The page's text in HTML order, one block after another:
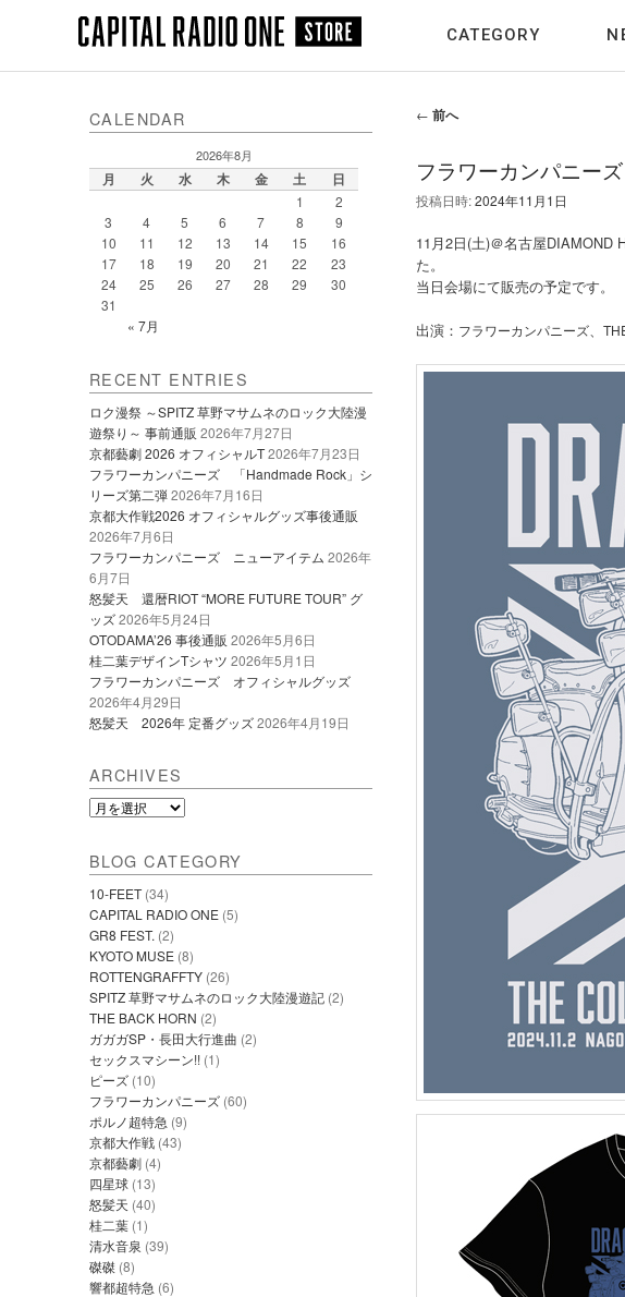
CATEGORY
投
ビ
ゲ
ー
シ
ョ
ン
← 前へ
フラワーカンパニー
投稿日時:2024年11月1日
11月2日(土)＠名古屋DIAMOND
た。
当日会場にて販売の予定です。
出演： フラワーカンパニーズ
CALENDAR
2026年8月
月 火 水 木 金 土 日
1
2
3
4 5 6 7 8
9
10
11 12 13 14 15
16
17
18 19 20 21 22
23
24
25 26 27 28 29
30
31
« 7月
RECENT ENTRIES
ロク漫祭 ～SPITZ 草野マサムネのロック大陸漫
遊祭り～ 事前通販 2026年7月27日
京都藝劇 2026 オフィシャルT2026年7月23日
フラワーカンパニーズ 「Handmade Rock」シ
リーズ第二弾2026年7月16日
京都大作戦2026 オフィシャルグッズ事後通販
2026年7月6日
フラワーカンパニーズ ニューアイテム 2026年
6月7日
怒髪天 還暦RIOT “MORE FUTURE TOUR” グ
ッズ2026年5月24日
OTODAMA’26 事後通販 2026年5月6日
桂二葉デザインTシャツ 2026年5月1日
フラワーカンパニーズ オフィシャルグッズ
2026年4月29日
怒髪天 2026年 定番グッズ2026年4月19日
ARCHIVES
Archives
BLOG CATEGORY
10-FEET (34)
CAPITAL RADIO ONE (5)
GR8 FEST. (2)
KYOTO MUSE (8)
ROTTENGRAFFTY (26)
SPITZ 草野マサムネのロック大陸漫遊記 (2)
THE BACK HORN (2)
ガガガSP・長田大行進曲 (2)
セックスマシーン!! (1)
ピーズ (10)
フラワーカンパニーズ (60)
ポルノ超特急 (9)
京都大作戦 (43)
京都藝劇 (4)
四星球 (13)
怒髪天 (40)
桂二葉 (1)
清水音泉 (39)
磔磔 (8)
響都超特急 (6)